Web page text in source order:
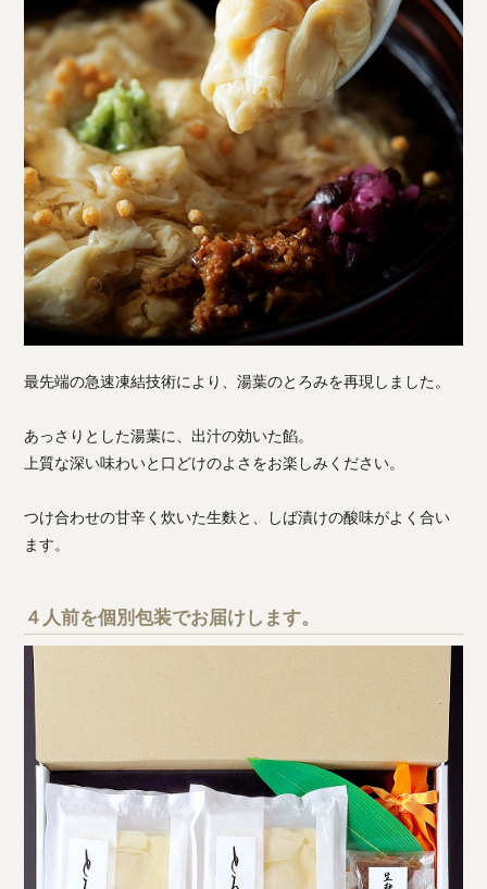
最先端の急速凍結技術により、湯葉のとろみを再現しました。
あっさりとした湯葉に、出汁の効いた餡。
上質な深い味わいと口どけのよさをお楽しみください。
つけ合わせの甘辛く炊いた生麩と、しば漬けの酸味がよく合い
ます。
４人前を個別包装でお届けします。